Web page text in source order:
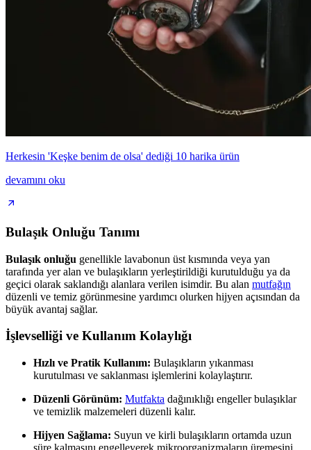
Herkesin 'Keşke benim de olsa' dediği 10 harika ürün
devamını oku
Bulaşık Onluğu Tanımı
Bulaşık onluğu genellikle lavabonun üst kısmında veya yan
tarafında yer alan ve bulaşıkların yerleştirildiği kurutulduğu ya da
geçici olarak saklandığı alanlara verilen isimdir. Bu alan mutfağın
düzenli ve temiz görünmesine yardımcı olurken hijyen açısından da
büyük avantaj sağlar.
İşlevselliği ve Kullanım Kolaylığı
Hızlı ve Pratik Kullanım: Bulaşıkların yıkanması
kurutulması ve saklanması işlemlerini kolaylaştırır.
Düzenli Görünüm: Mutfakta dağınıklığı engeller bulaşıklar
ve temizlik malzemeleri düzenli kalır.
Hijyen Sağlama: Suyun ve kirli bulaşıkların ortamda uzun
süre kalmasını engelleyerek mikroorganizmaların üremesini